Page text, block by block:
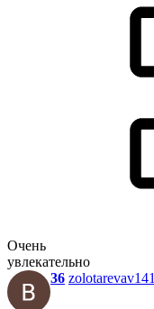
Очень
увлекательно
36 zolotarevav141